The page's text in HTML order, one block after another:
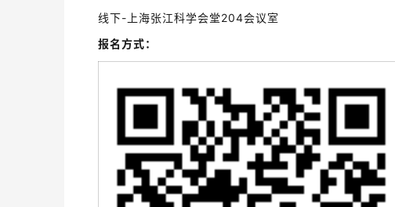
线下-上海张江科学会堂204会议室
报名方式：